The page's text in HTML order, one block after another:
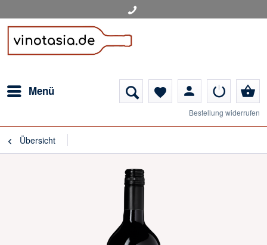
Menü favorite person shopping_basket
Bestellung widerrufen
Übersicht